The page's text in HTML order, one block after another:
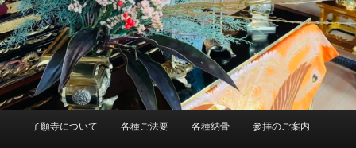
了願寺について 各種ご法要 各種納骨 参拝のご案内